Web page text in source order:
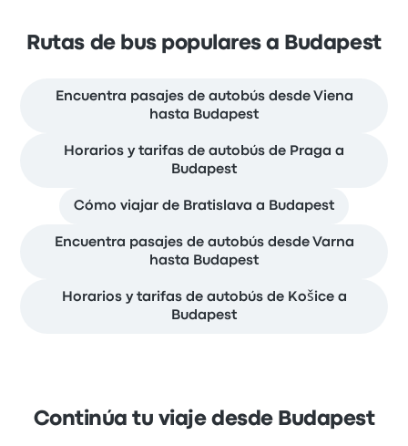
Rutas de bus populares a Budapest
Encuentra pasajes de autobús desde Viena
hasta Budapest
Horarios y tarifas de autobús de Praga a
Budapest
Cómo viajar de Bratislava a Budapest
Encuentra pasajes de autobús desde Varna
hasta Budapest
Horarios y tarifas de autobús de Košice a
Budapest
Continúa tu viaje desde Budapest